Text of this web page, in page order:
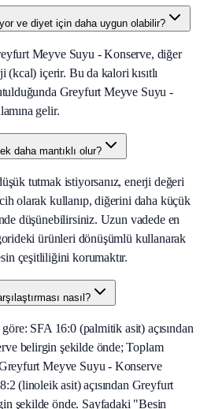
ve diyet için daha uygun olabilir?
Meyve Suyu - Konserve, diğer
(kcal) içerir. Bu da kalori kısıtlı
Greyfurt Meyve Suyu -
gelir.
daha mantıklı olur?
tutmak istiyorsanız, enerji değeri
olarak kullanıp, diğerini daha küçük
düşünebilirsiniz. Uzun vadede en
ürünleri dönüşümlü kullanarak
çeşitliliğini korumaktır.
nasıl?
göre: SFA 16:0 (palmitik asit) açısından
belirgin şekilde önde; Toplam
Meyve Suyu - Konserve
(linoleik asit) açısından Greyfurt
şekilde önde. Sayfadaki "Besin